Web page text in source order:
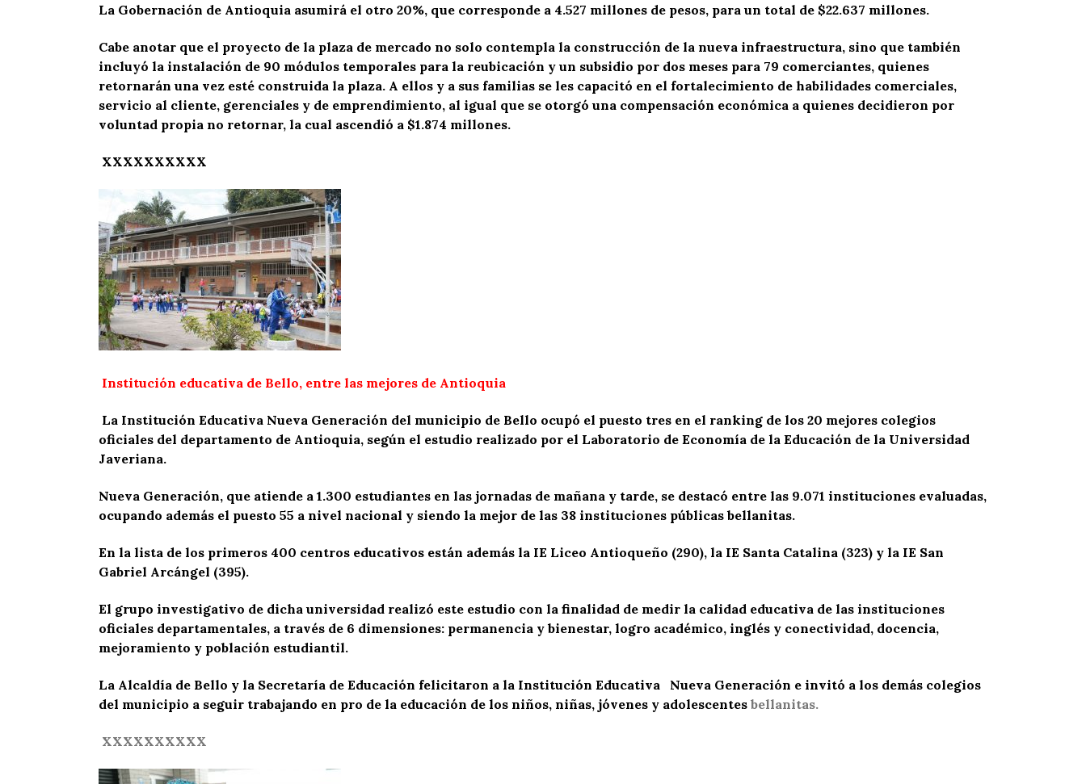
La Gobernación de Antioquia asumirá el otro 20%, que corresponde a 4.527 millones de pesos, para un total de $22.637 millones.
Cabe anotar que el proyecto de la plaza de mercado no solo contempla la construcción de la nueva infraestructura, sino que también
incluyó la instalación de 90 módulos temporales para la reubicación y un subsidio por dos meses para 79 comerciantes, quienes
retornarán una vez esté construida la plaza. A ellos y a sus familias se les capacitó en el fortalecimiento de habilidades comerciales,
servicio al cliente, gerenciales y de emprendimiento, al igual que se otorgó una compensación económica a quienes decidieron por
voluntad propia no retornar, la cual ascendió a $1.874 millones.
XXXXXXXXXX
Institución educativa de Bello, entre las mejores de Antioquia
La Institución Educativa Nueva Generación del municipio de Bello ocupó el puesto tres en el ranking de los 20 mejores colegios
oficiales del departamento de Antioquia, según el estudio realizado por el Laboratorio de Economía de la Educación de la Universidad
Javeriana.
Nueva Generación, que atiende a 1.300 estudiantes en las jornadas de mañana y tarde, se destacó entre las 9.071 instituciones evaluadas,
ocupando además el puesto 55 a nivel nacional y siendo la mejor de las 38 instituciones públicas bellanitas.
En la lista de los primeros 400 centros educativos están además la IE Liceo Antioqueño (290), la IE Santa Catalina (323) y la IE San
Gabriel Arcángel (395).
El grupo investigativo de dicha universidad realizó este estudio con la finalidad de medir la calidad educativa de las instituciones
oficiales departamentales, a través de 6 dimensiones: permanencia y bienestar, logro académico, inglés y conectividad, docencia,
mejoramiento y población estudiantil.
La Alcaldía de Bello y la Secretaría de Educación felicitaron a la Institución Educativa
Nueva Generación e invitó a los demás colegios
del municipio a seguir trabajando en pro de la educación de los niños, niñas, jóvenes y adolescentes bellanitas.
XXXXXXXXXX